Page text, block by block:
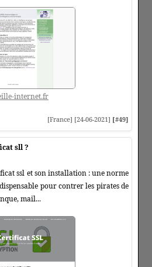
internet.fr
[France] [24-06-2021] [#49]
sll ?
ssl et son installation : une norme
pour contrer les pirates de
mail...